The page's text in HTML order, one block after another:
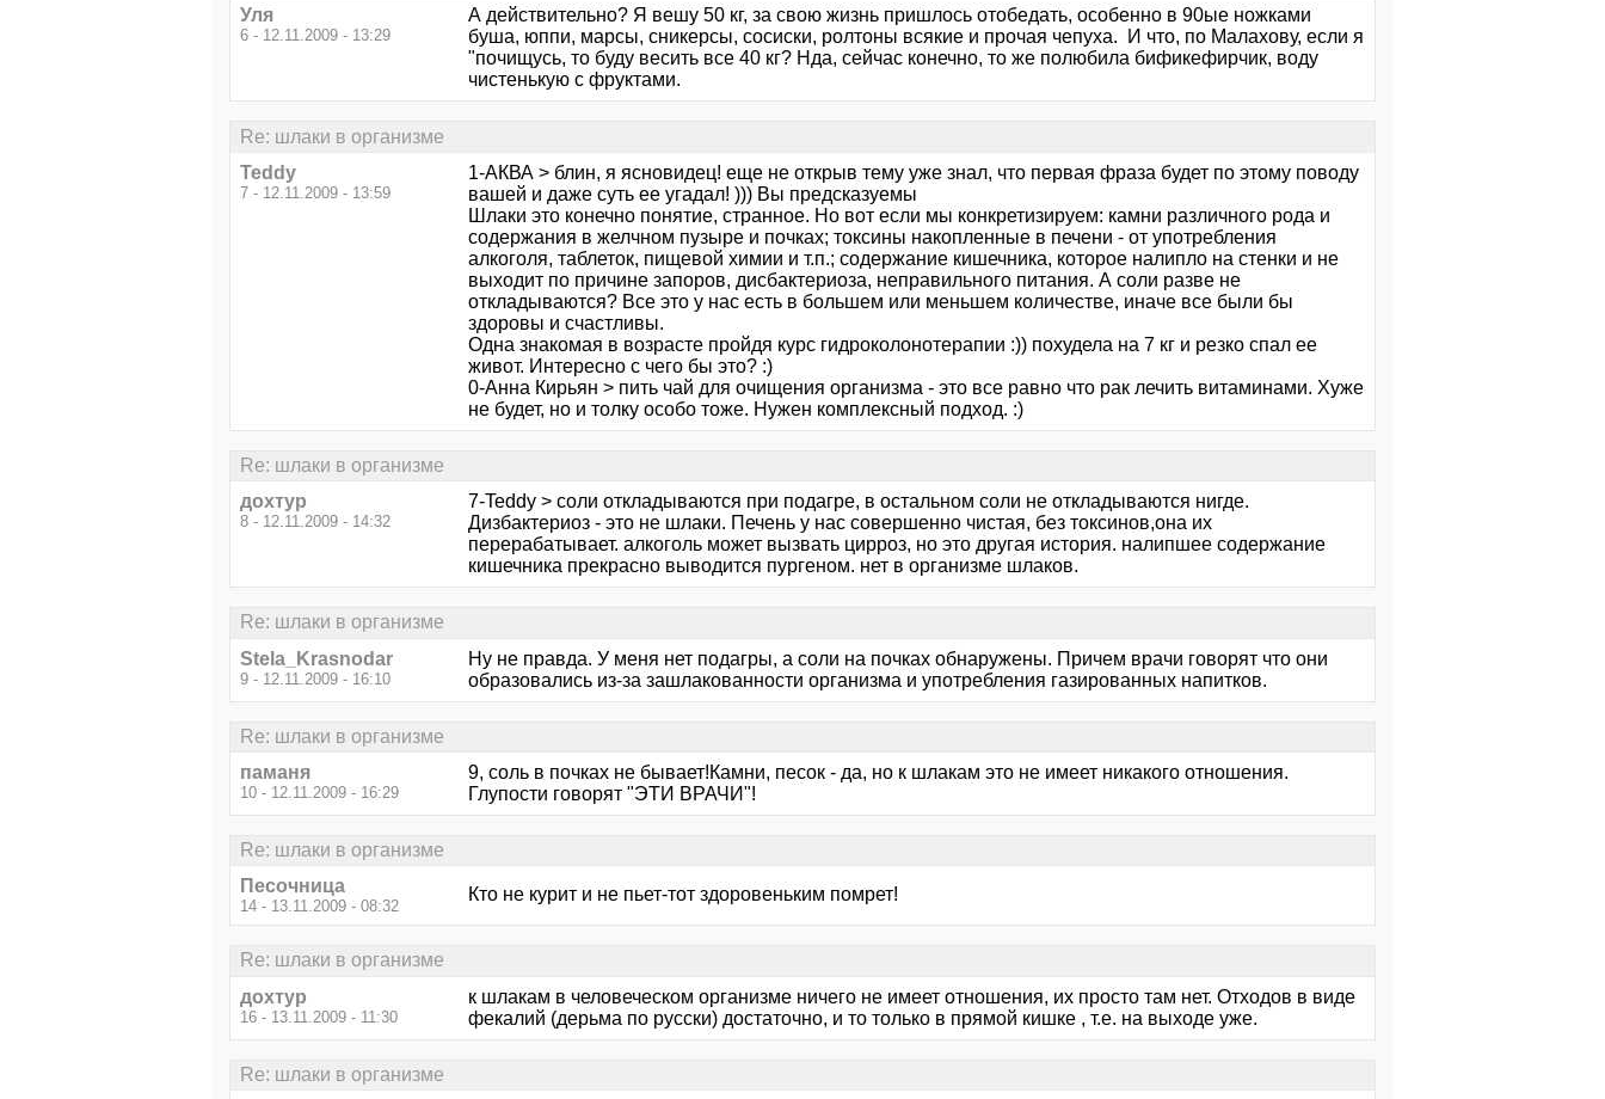
Уля
6 - 12.11.2009 - 13:29
А действительно? Я вешу 50 кг, за свою жизнь пришлось отобедать, особенно в 90ые ножками
буша, юппи, марсы, сникерсы, сосиски, ролтоны всякие и прочая чепуха. И что, по Малахову, если я
"почищусь, то буду весить все 40 кг? Нда, сейчас конечно, то же полюбила бификефирчик, воду
чистенькую с фруктами.
Re: шлаки в организме
Teddy
7 - 12.11.2009 - 13:59
1-АКВА > блин, я ясновидец! еще не открыв тему уже знал, что первая фраза будет по этому поводу
вашей и даже суть ее угадал! ))) Вы предсказуемы
Шлаки это конечно понятие, странное. Но вот если мы конкретизируем: камни различного рода и
содержания в желчном пузыре и почках; токсины накопленные в печени - от употребления
алкоголя, таблеток, пищевой химии и т.п.; содержание кишечника, которое налипло на стенки и не
выходит по причине запоров, дисбактериоза, неправильного питания. А соли разве не
откладываются? Все это у нас есть в большем или меньшем количестве, иначе все были бы
здоровы и счастливы.
Одна знакомая в возрасте пройдя курс гидроколонотерапии :)) похудела на 7 кг и резко спал ее
живот. Интересно с чего бы это? :)
0-Анна Кирьян > пить чай для очищения организма - это все равно что рак лечить витаминами. Хуже
не будет, но и толку особо тоже. Нужен комплексный подход. :)
Re: шлаки в организме
дохтур
8 - 12.11.2009 - 14:32
7-Teddy > соли откладываются при подагре, в остальном соли не откладываются нигде.
Дизбактериоз - это не шлаки. Печень у нас совершенно чистая, без токсинов,она их
перерабатывает. алкоголь может вызвать цирроз, но это другая история. налипшее содержание
кишечника прекрасно выводится пургеном. нет в организме шлаков.
Re: шлаки в организме
Stela_Krasnodar
9 - 12.11.2009 - 16:10
Ну не правда. У меня нет подагры, а соли на почках обнаружены. Причем врачи говорят что они
образовались из-за зашлакованности организма и употребления газированных напитков.
Re: шлаки в организме
паманя
10 - 12.11.2009 - 16:29
9, соль в почках не бывает!Камни, песок - да, но к шлакам это не имеет никакого отношения.
Глупости говорят "ЭТИ ВРАЧИ"!
Re: шлаки в организме
Песочница
14 - 13.11.2009 - 08:32
Кто не курит и не пьет-тот здоровеньким помрет!
Re: шлаки в организме
дохтур
16 - 13.11.2009 - 11:30
к шлакам в человеческом организме ничего не имеет отношения, их просто там нет. Отходов в виде
фекалий (дерьма по русски) достаточно, и то только в прямой кишке , т.е. на выходе уже.
Re: шлаки в организме